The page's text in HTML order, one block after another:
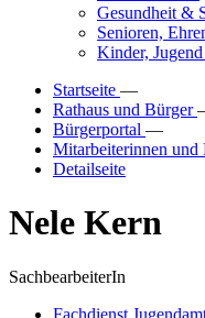
Gesundheit &
Senioren,
Kinder,
Startseite —
Rathaus und Bürger
Bürgerportal —
Mitarbeiterinnen und
Detailseite
Nele Kern
SachbearbeiterIn
Fachdienst